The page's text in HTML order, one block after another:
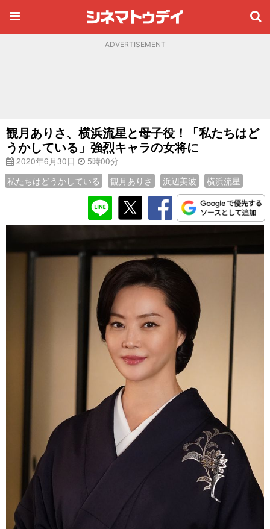
ADVERTISEMENT
観月ありさ、横浜流星と母子役！「私たちはど
うかしている」強烈キャラの女将に
2020年6月30日
5時00分
私たちはどうかしている
観月ありさ 浜辺美波 横浜流星